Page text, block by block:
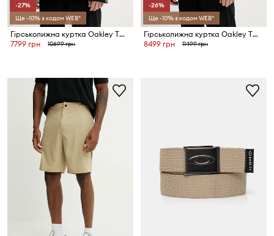
-27%
Ще -10% з кодом WEB*
Гірськолижна куртка Oakley TNP TBT
7799 грн
10699 грн
-26%
Ще -10% з кодом WEB*
Гірськолижна куртка Oakley TNP TBT
8499 грн
11499 грн